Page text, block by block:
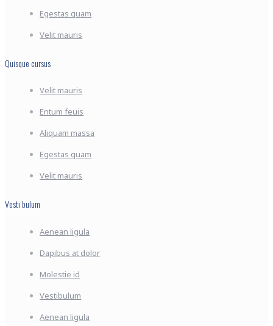
Egestas quam
Velit mauris
Quisque cursus
Velit mauris
Entum feuis
Aliquam massa
Egestas quam
Velit mauris
Vesti bulum
Aenean ligula
Dapibus at dolor
Molestie id
Vestibulum
Aenean ligula